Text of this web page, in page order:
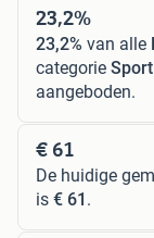
23,2%
23,2% van alle
categorie
aangeboden.
€ 61
De huidige
is € 61 .